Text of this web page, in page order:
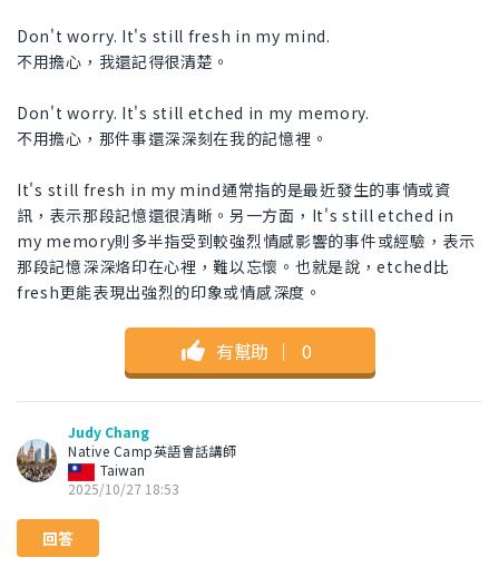
Don't worry. It's still fresh in my mind.
不用擔心，我還記得很清楚。
Don't worry. It's still etched in my memory.
不用擔心，那件事還深深刻在我的記憶裡。
It's still fresh in my mind通常指的是最近發生的事情或資
訊，表示那段記憶還很清晰。另一方面，It's still etched in
my memory則多半指受到較強烈情感影響的事件或經驗，表示
那段記憶深深烙印在心裡，難以忘懷。也就是說，etched比
fresh更能表現出強烈的印象或情感深度。
有幫助 ｜ 0
Judy Chang
Native Camp英語會話講師
Taiwan
2025/10/27 18:53
回答